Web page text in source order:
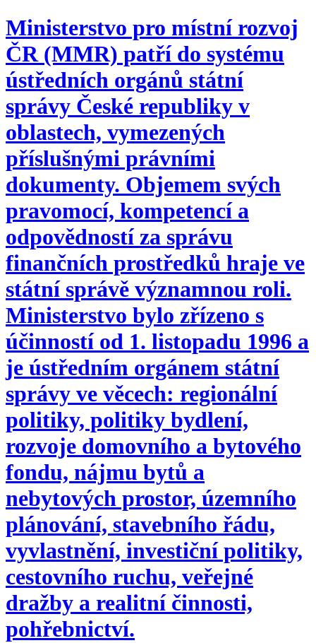
Ministerstvo pro místní rozvoj
ČR (MMR) patří do systému
ústředních orgánů státní
správy České republiky v
oblastech, vymezených
příslušnými právními
dokumenty. Objemem svých
pravomocí, kompetencí a
odpovědností za správu
finančních prostředků hraje ve
státní správě významnou roli.
Ministerstvo bylo zřízeno s
účinností od 1. listopadu 1996 a
je ústředním orgánem státní
správy ve věcech: regionální
politiky, politiky bydlení,
rozvoje domovního a bytového
fondu, nájmu bytů a
nebytových prostor, územního
plánování, stavebního řádu,
vyvlastnění, investiční politiky,
cestovního ruchu, veřejné
dražby a realitní činnosti,
pohřebnictví.